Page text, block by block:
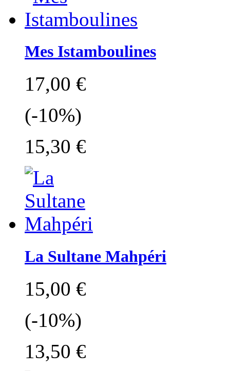
Mes Istamboulines
17,00 €
(-10%)
15,30 €
La Sultane Mahpéri
15,00 €
(-10%)
13,50 €